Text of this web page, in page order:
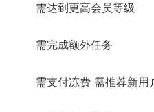
需达到更高会员等级
需完成额外任务
需支付冻费 需推荐新用